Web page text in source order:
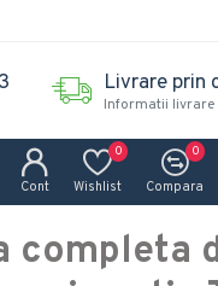
Livrare prin
Informatii livrare
Cont Wishlist
0
Compara
0
completa